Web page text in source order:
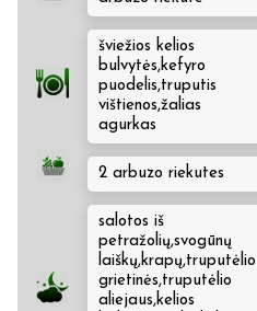
šviežios kelios
bulvytės,kefyro
puodelis,truputis
vištienos,žalias
agurkas
2 arbuzo riekutes
salotos iš
petražolių,svogūnų
laiškų,krapų,truputėlio
grietinės,truputėlio
aliejaus,kelios